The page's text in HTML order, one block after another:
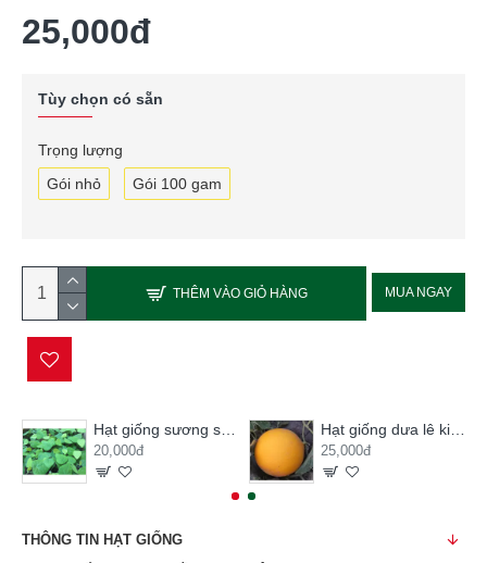
25,000đ
Tùy chọn có sẵn
Trọng lượng
Gói nhỏ
Gói 100 gam
THÊM VÀO GIỎ HÀNG MUA NGAY
Hạt giống sương sâm lông
20,000đ
Hạt giống dưa lê kim hoàng hậu
25,000đ
THÔNG TIN HẠT GIỐNG